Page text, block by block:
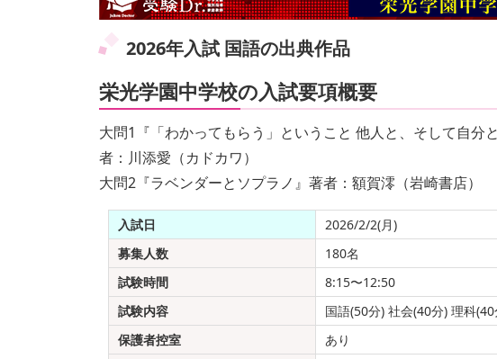
2026年入試 国語の出典作品
栄光学園中学校の入試要項概要
大問1『「わかってもらう」ということ 他人と、そして自
者：川添愛（カドカワ）
大問2『ラベンダーとソプラノ』著者：額賀澪（岩崎書店）
入試日
2026/2/2(月)
募集人数
180名
試験時間
8:15〜12:50
試験内容
国語(50分) 社会(40分) 理科
保護者控室
あり